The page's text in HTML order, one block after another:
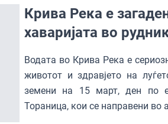
Крива Река е
хаваријата во
Водата во Крива Река е
животот и здравјето на
земени на 15 март, ден по
Тораница, кои се направени во